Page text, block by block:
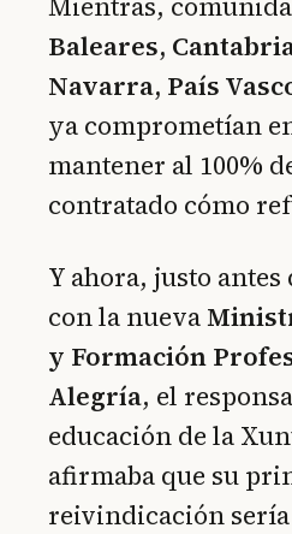
Baleares,
Navarra, País
ya comprometían
mantener al 100%
contratado cómo
Y ahora, justo
con la nueva
y Formación
Alegría, el
educación de la
afirmaba que su
reivindicación